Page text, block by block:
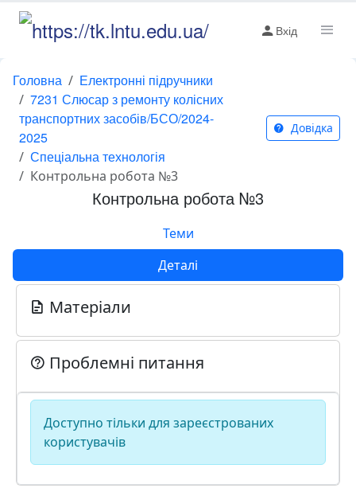
Вхід
Головна
Електронні підручники
7231 Слюсар з ремонту колісних
транспортних засобів/БСО/2024-
2025
Спеціальна технологія
Контрольна робота №3
Довідка
Контрольна робота №3
Теми
Деталі
Матеріали
Проблемні питання
Доступно тільки для зареєстрованих
користувачів